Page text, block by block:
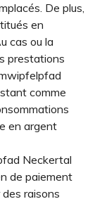
De plus,
en
cas ou la
prestations
comme
en argent
Neckertal
de paiement
raisons